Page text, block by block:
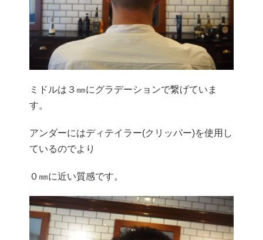
ミドルは３㎜にグラデーションで繋げていま
す。
アンダーにはディテイラー(クリッパー)を使用し
ているのでより
０㎜に近い質感です。